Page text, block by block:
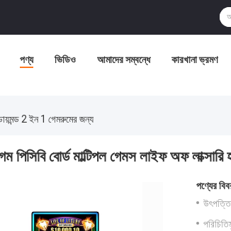
পণ্য ভিডিও আমাদের সম্বন্ধে কারখানা ভ্রমণ
2 ইন 1 গেমরুমের জন্য
পিসিবি বোর্ড মাল্টিপল গেমস লাইফ অফ
পণ্যের